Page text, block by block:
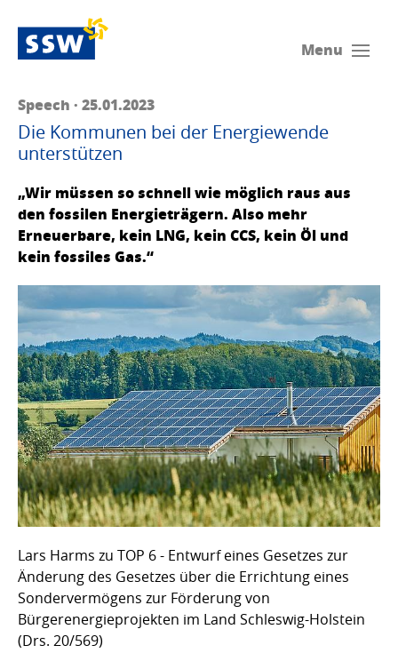
Menu
Speech · 25.01.2023
Die Kommunen bei der Energiewende
unterstützen
„Wir müssen so schnell wie möglich raus aus
den fossilen Energieträgern. Also mehr
Erneuerbare, kein LNG, kein CCS, kein Öl und
kein fossiles Gas.“
Lars Harms zu TOP 6 - Entwurf eines Gesetzes zur
Änderung des Gesetzes über die Errichtung eines
Sondervermögens zur Förderung von
Bürgerenergieprojekten im Land Schleswig-Holstein
(Drs. 20/569)